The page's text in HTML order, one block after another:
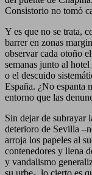
Consistorio no tomó
Y es que no se trata,
barrer en zonas
observar cada otoño
semanas junto al
o el descuido
España. ¿No espanta
entorno que las
Sin dejar de subrayar
deterioro de Sevilla
arroja los papeles al
contenedores y llena
y vandalismo
su urbe-, lo cierto es